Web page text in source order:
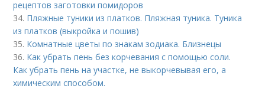
рецептов заготовки помидоров
34. Пляжные туники из платков. Пляжная туника. Туника
из платков (выкройка и пошив)
35. Комнатные цветы по знакам зодиака. Близнецы
36. Как убрать пень без корчевания с помощью соли.
Как убрать пень на участке, не выкорчевывая его, а
химическим способом.